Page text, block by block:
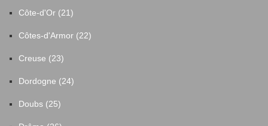
Côte-d'Or (21)
Côtes-d'Armor (22)
Creuse (23)
Dordogne (24)
Doubs (25)